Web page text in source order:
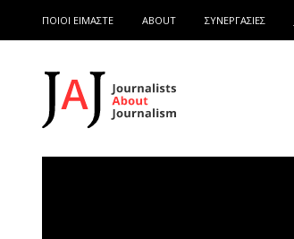
ΠΟΙΟΙ ΕΙΜΑΣΤΕ ABOUT ΣΥΝΕΡΓΑΣΙΕΣ